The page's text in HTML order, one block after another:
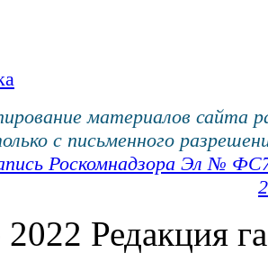
материалов сайта
с письменного
Роскомнадзора Эл №
Редакция